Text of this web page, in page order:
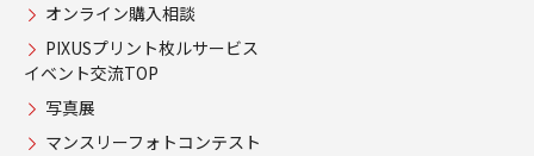
オンライン購入相談
PIXUSプリント枚ルサービス
イベント交流TOP
写真展
マンスリーフォトコンテスト